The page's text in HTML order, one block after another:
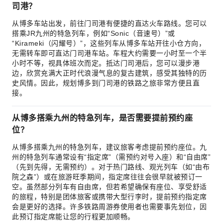
司港？
从博多车站出发，前往门司港有便捷的直达火车路线。您可以
搭乘JR九州的特急列车，例如“Sonic（音速号）”或
“Kirameki（闪耀号）”，这些列车从博多车站开往小仓方向，
无需转车即可直达门司港车站。车程大约需要一小时至一个半
小时不等，视具体班次而定。抵达门司港后，您可以漫步港
边，欣赏充满大正时代浪漫气息的复古建筑，感受其独特的历
史风情。因此，规划博多到门司港的铁路之旅非常方便且直
接。
从博多搭乘九州的特急列车，是否需要提前预约座
位？
从博多搭乘九州的特急列车，建议旅客考虑提前预约座位。九
州的特急列车通常设有“指定席”（需预约对号入座）和“自由席”
（先到先得，无需预约）。对于热门路线、观光列车（如“由布
院之森”）或在旅游旺季期间，指定席往往会很早就被预订一
空。虽然部分列车有自由席，但若希望确保有座位、享受舒适
的旅程，特别是团体旅客或携带大型行李时，提前预约指定席
会是更好的选择。许多铁路周游券使用者也需要事先划位，因
此预订指定席能让您的行程更加顺畅。